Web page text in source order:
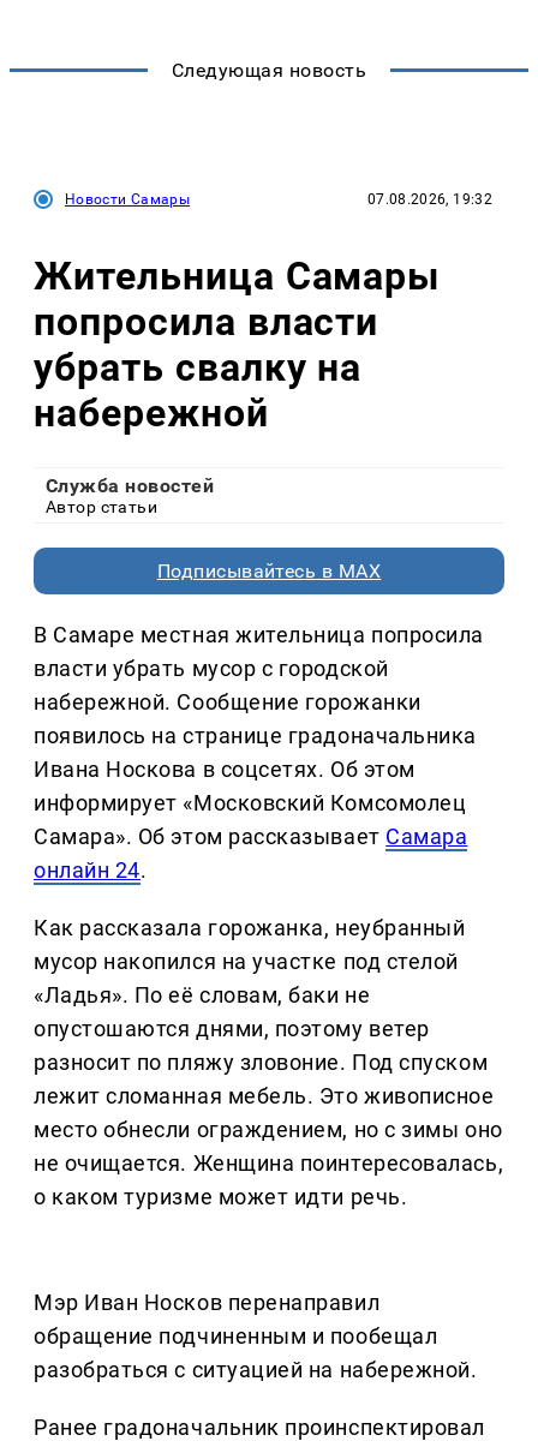
Следующая новость
Новости Самары 07.08.2026, 19:32
Жительница Самары
попросила власти
убрать свалку на
набережной
Служба новостей
Автор статьи
Подписывайтесь в MAX
В Самаре местная жительница попросила
власти убрать мусор с городской
набережной. Сообщение горожанки
появилось на странице градоначальника
Ивана Носкова в соцсетях. Об этом
информирует «Московский Комсомолец
Самара». Об этом рассказывает Самара
онлайн 24.
Как рассказала горожанка, неубранный
мусор накопился на участке под стелой
«Ладья». По её словам, баки не
опустошаются днями, поэтому ветер
разносит по пляжу зловоние. Под спуском
лежит сломанная мебель. Это живописное
место обнесли ограждением, но с зимы оно
не очищается. Женщина поинтересовалась,
о каком туризме может идти речь.
Мэр Иван Носков перенаправил
обращение подчиненным и пообещал
разобраться с ситуацией на набережной.
Ранее градоначальник проинспектировал